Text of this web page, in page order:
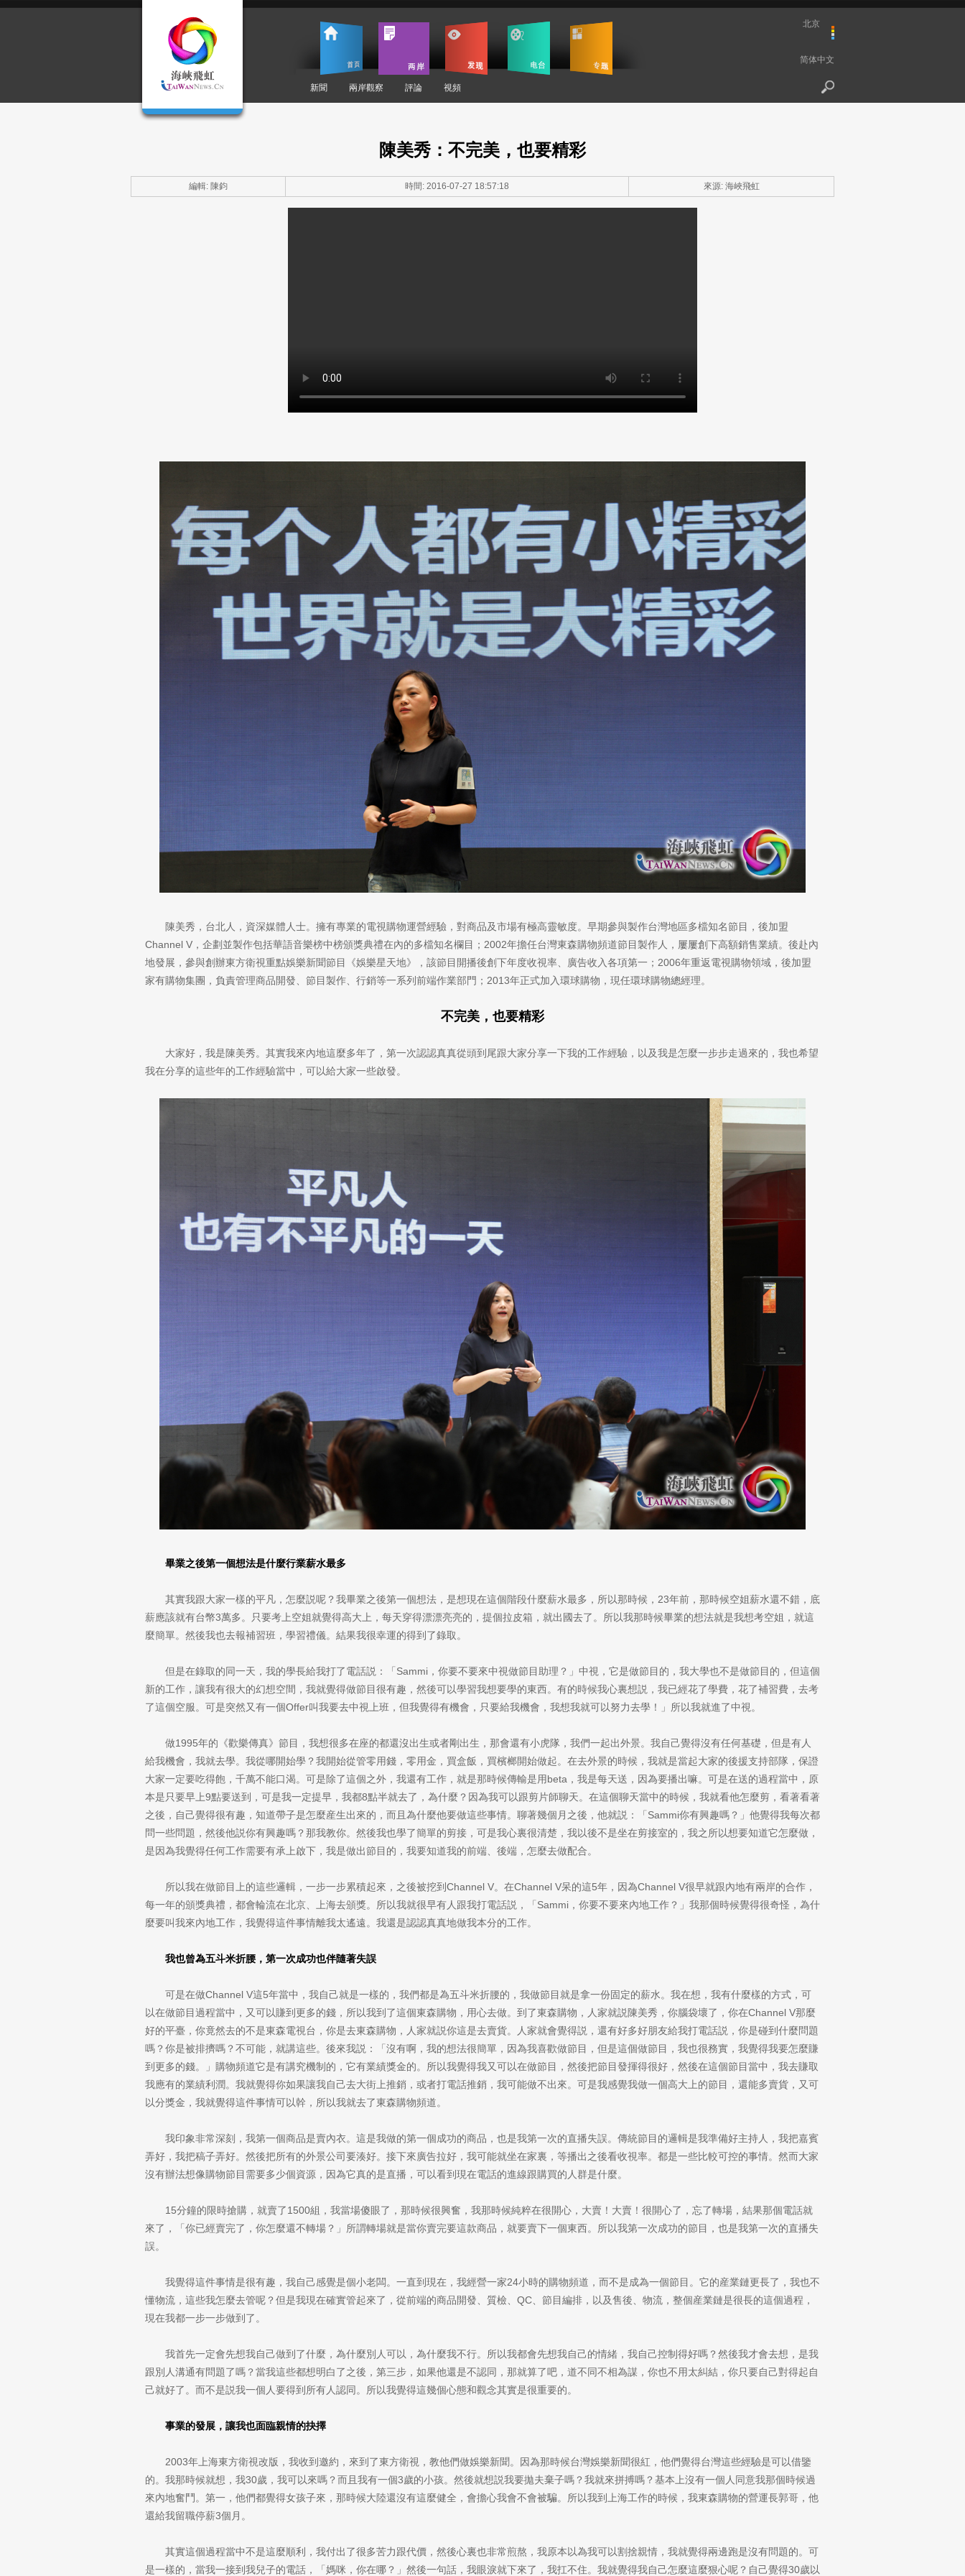
新聞 兩岸觀察 評論 視頻
北京
简体中文
陳美秀：不完美，也要精彩
編輯: 陳鈞 時間: 2016-07-27 18:57:18 來源: 海峽飛虹
陳美秀，台北人，資深媒體人士。擁有專業的電視購物運營經驗，對商品及市場有極高靈敏度。早期參與製作台灣地區多檔知名節目，後加盟
Channel V，企劃並製作包括華語音樂榜中榜頒獎典禮在內的多檔知名欄目；2002年擔任台灣東森購物頻道節目製作人，屢屢創下高額銷售業績。後赴內
地發展，參與創辦東方衛視重點娛樂新聞節目《娛樂星天地》，該節目開播後創下年度收視率、廣告收入各項第一；2006年重返電視購物領域，後加盟
家有購物集團，負責管理商品開發、節目製作、行銷等一系列前端作業部門；2013年正式加入環球購物，現任環球購物總經理。
不完美，也要精彩
大家好，我是陳美秀。其實我來內地這麼多年了，第一次認認真真從頭到尾跟大家分享一下我的工作經驗，以及我是怎麼一步步走過來的，我也希望
我在分享的這些年的工作經驗當中，可以給大家一些啟發。
畢業之後第一個想法是什麼行業薪水最多
其實我跟大家一樣的平凡，怎麼説呢？我畢業之後第一個想法，是想現在這個階段什麼薪水最多，所以那時候，23年前，那時候空姐薪水還不錯，底
薪應該就有台幣3萬多。只要考上空姐就覺得高大上，每天穿得漂漂亮亮的，提個拉皮箱，就出國去了。所以我那時候畢業的想法就是我想考空姐，就這
麼簡單。然後我也去報補習班，學習禮儀。結果我很幸運的得到了錄取。
但是在錄取的同一天，我的學長給我打了電話説：「Sammi，你要不要來中視做節目助理？」中視，它是做節目的，我大學也不是做節目的，但這個
新的工作，讓我有很大的幻想空間，我就覺得做節目很有趣，然後可以學習我想要學的東西。有的時候我心裏想説，我已經花了學費，花了補習費，去考
了這個空服。可是突然又有一個Offer叫我要去中視上班，但我覺得有機會，只要給我機會，我想我就可以努力去學！」所以我就進了中視。
做1995年的《歡樂傳真》節目，我想很多在座的都還沒出生或者剛出生，那會還有小虎隊，我們一起出外景。我自己覺得沒有任何基礎，但是有人
給我機會，我就去學。我從哪開始學？我開始從管零用錢，零用金，買盒飯，買檳榔開始做起。在去外景的時候，我就是當起大家的後援支持部隊，保證
大家一定要吃得飽，千萬不能口渴。可是除了這個之外，我還有工作，就是那時候傳輸是用beta，我是每天送，因為要播出嘛。可是在送的過程當中，原
本是只要早上9點要送到，可是我一定提早，我都8點半就去了，為什麼？因為我可以跟剪片師聊天。在這個聊天當中的時候，我就看他怎麼剪，看著看著
之後，自己覺得很有趣，知道帶子是怎麼産生出來的，而且為什麼他要做這些事情。聊著幾個月之後，他就説：「Sammi你有興趣嗎？」他覺得我每次都
問一些問題，然後他説你有興趣嗎？那我教你。然後我也學了簡單的剪接，可是我心裏很清楚，我以後不是坐在剪接室的，我之所以想要知道它怎麼做，
是因為我覺得任何工作需要有承上啟下，我是做出節目的，我要知道我的前端、後端，怎麼去做配合。
所以我在做節目上的這些邏輯，一步一步累積起來，之後被挖到Channel V。在Channel V呆的這5年，因為Channel V很早就跟內地有兩岸的合作，
每一年的頒獎典禮，都會輪流在北京、上海去頒獎。所以我就很早有人跟我打電話説，「Sammi，你要不要來內地工作？」我那個時候覺得很奇怪，為什
麼要叫我來內地工作，我覺得這件事情離我太遙遠。我還是認認真真地做我本分的工作。
我也曾為五斗米折腰，第一次成功也伴隨著失誤
可是在做Channel V這5年當中，我自己就是一樣的，我們都是為五斗米折腰的，我做節目就是拿一份固定的薪水。我在想，我有什麼樣的方式，可
以在做節目過程當中，又可以賺到更多的錢，所以我到了這個東森購物，用心去做。到了東森購物，人家就説陳美秀，你腦袋壞了，你在Channel V那麼
好的平臺，你竟然去的不是東森電視台，你是去東森購物，人家就説你這是去賣貨。人家就會覺得説，還有好多好朋友給我打電話説，你是碰到什麼問題
嗎？你是被排擠嗎？不可能，就講這些。後來我説：「沒有啊，我的想法很簡單，因為我喜歡做節目，但是這個做節目，我也很務實，我覺得我要怎麼賺
到更多的錢。」購物頻道它是有講究機制的，它有業績獎金的。所以我覺得我又可以在做節目，然後把節目發揮得很好，然後在這個節目當中，我去賺取
我應有的業績利潤。我就覺得你如果讓我自己去大街上推銷，或者打電話推銷，我可能做不出來。可是我感覺我做一個高大上的節目，還能多賣貨，又可
以分獎金，我就覺得這件事情可以幹，所以我就去了東森購物頻道。
我印象非常深刻，我第一個商品是賣內衣。這是我做的第一個成功的商品，也是我第一次的直播失誤。傳統節目的邏輯是我準備好主持人，我把嘉賓
弄好，我把稿子弄好。然後把所有的外景公司要湊好。接下來廣告拉好，我可能就坐在家裏，等播出之後看收視率。都是一些比較可控的事情。然而大家
沒有辦法想像購物節目需要多少個資源，因為它真的是直播，可以看到現在電話的進線跟購買的人群是什麼。
15分鐘的限時搶購，就賣了1500組，我當場傻眼了，那時候很興奮，我那時候純粹在很開心，大賣！大賣！很開心了，忘了轉場，結果那個電話就
來了，「你已經賣完了，你怎麼還不轉場？」所謂轉場就是當你賣完要這款商品，就要賣下一個東西。所以我第一次成功的節目，也是我第一次的直播失
誤。
我覺得這件事情是很有趣，我自己感覺是個小老闆。一直到現在，我經營一家24小時的購物頻道，而不是成為一個節目。它的産業鏈更長了，我也不
懂物流，這些我怎麼去管呢？但是我現在確實管起來了，從前端的商品開發、質檢、QC、節目編排，以及售後、物流，整個産業鏈是很長的這個過程，
現在我都一步一步做到了。
我首先一定會先想我自己做到了什麼，為什麼別人可以，為什麼我不行。所以我都會先想我自己的情緒，我自己控制得好嗎？然後我才會去想，是我
跟別人溝通有問題了嗎？當我這些都想明白了之後，第三步，如果他還是不認同，那就算了吧，道不同不相為謀，你也不用太糾結，你只要自己對得起自
己就好了。而不是説我一個人要得到所有人認同。所以我覺得這幾個心態和觀念其實是很重要的。
事業的發展，讓我也面臨親情的抉擇
2003年上海東方衛視改版，我收到邀約，來到了東方衛視，教他們做娛樂新聞。因為那時候台灣娛樂新聞很紅，他們覺得台灣這些經驗是可以借鑒
的。我那時候就想，我30歲，我可以來嗎？而且我有一個3歲的小孩。然後就想説我要拋夫棄子嗎？我就來拼搏嗎？基本上沒有一個人同意我那個時候過
來內地奮鬥。第一，他們都覺得女孩子來，那時候大陸還沒有這麼健全，會擔心我會不會被騙。所以我到上海工作的時候，我東森購物的營運長郭哥，他
還給我留職停薪3個月。
其實這個過程當中不是這麼順利，我付出了很多苦力跟代價，然後心裏也非常煎熬，我原本以為我可以割捨親情，我就覺得兩邊跑是沒有問題的。可
是一樣的，當我一接到我兒子的電話，「媽咪，你在哪？」然後一句話，我眼淚就下來了，我扛不住。我就覺得我自己怎麼這麼狠心呢？自己覺得30歲以